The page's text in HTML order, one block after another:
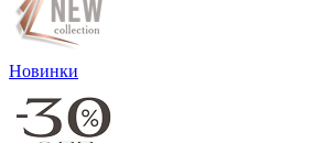
Новинки